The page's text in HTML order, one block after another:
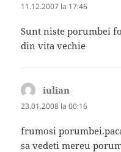
11.12.2007 la 17:46
Sunt niste porumbei
din vita vechie
iulian
23.01.2008 la 00:16
frumosi
sa vedeti mereu